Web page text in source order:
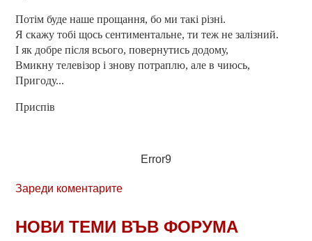
Потім буде наше прощання, бо ми такі різні.
Я скажу тобі щось сентиментальне, ти теж не залізний.
І як добре після всього, повернутись додому,
Вмикну телевізор і знову потраплю, але в чиюсь,
Пригоду...
Приспів
Error9
Зареди коментарите
НОВИ ТЕМИ ВЪВ ФОРУМА